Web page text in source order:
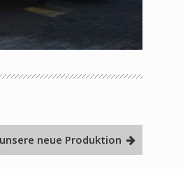
neue Produktion